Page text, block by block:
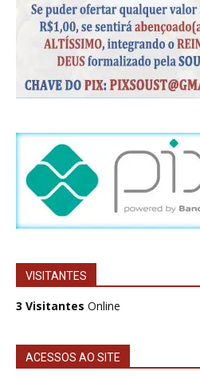
VISITANTES
3 Visitantes Online
ACESSOS AO SITE